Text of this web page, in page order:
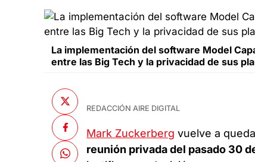
La implementación del software Model
entre las Big Tech y la privacidad de sus
REDACCIÓN AIRE DIGITAL
Mark Zuckerberg vuelve a
reunión privada del pasado 30